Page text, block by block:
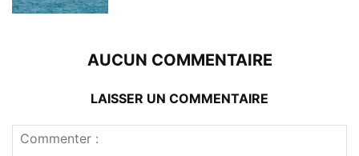
AUCUN COMMENTAIRE
LAISSER UN COMMENTAIRE